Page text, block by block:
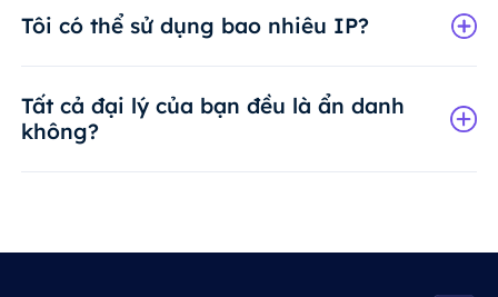
Tôi có thể sử dụng bao nhiêu IP?
Tất cả đại lý của bạn đều là ẩn danh
không?